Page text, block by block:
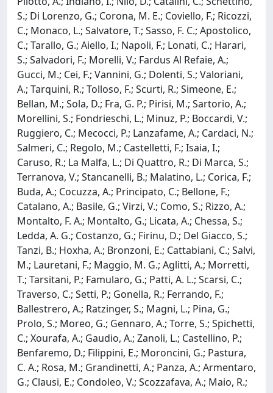
S.; Di Lorenzo, G.; Corona, M. E.; Coviello, F.; Ricozzi,
C.; Monaco, L.; Salvatore, T.; Sasso, F. C.; Apostolico,
C.; Tarallo, G.; Aiello, I.; Napoli, F.; Lonati, C.; Harari,
S.; Salvadori, F.; Morelli, V.; Fardus Al Refaie, A.;
Gucci, M.; Cei, F.; Vannini, G.; Dolenti, S.; Valoriani,
A.; Tarquini, R.; Tolloso, F.; Scurti, R.; Simeone, E.;
Bellan, M.; Sola, D.; Fra, G. P.; Pirisi, M.; Sartorio, A.;
Morellini, S.; Fondrieschi, L.; Minuz, P.; Boccardi, V.;
Ruggiero, C.; Mecocci, P.; Lanzafame, A.; Cardaci, N.;
Salmeri, C.; Regolo, M.; Castelletti, F.; Isaia, I.;
Caruso, R.; La Malfa, L.; Di Quattro, R.; Di Marca, S.;
Terranova, V.; Stancanelli, B.; Malatino, L.; Corica, F.;
Buda, A.; Cocuzza, A.; Principato, C.; Bellone, F.;
Catalano, A.; Basile, G.; Virzi, V.; Como, S.; Rizzo, A.;
Montalto, F. A.; Montalto, G.; Licata, A.; Chessa, S.;
Ledda, A. G.; Costanzo, G.; Firinu, D.; Del Giacco, S.;
Tanzi, B.; Hoxha, A.; Bronzoni, E.; Cattabiani, C.; Salvi,
M.; Lauretani, F.; Maggio, M. G.; Aglitti, A.; Morretti,
T.; Tarsitani, P.; Famularo, G.; Patti, A. L.; Scarsi, C.;
Traverso, C.; Setti, P.; Gonella, R.; Ferrando, F.;
Ballestrero, A.; Ratzinger, S.; Magni, L.; Pina, G.;
Prolo, S.; Moreo, G.; Gennaro, A.; Torre, S.; Spichetti,
C.; Xourafa, A.; Gaudio, A.; Zanoli, L.; Castellino, P.;
Benfaremo, D.; Filippini, E.; Moroncini, G.; Pastura,
C. A.; Rosa, M.; Grandinetti, A.; Panza, A.; Armentaro,
G.; Clausi, E.; Condoleo, V.; Scozzafava, A.; Maio, R.;